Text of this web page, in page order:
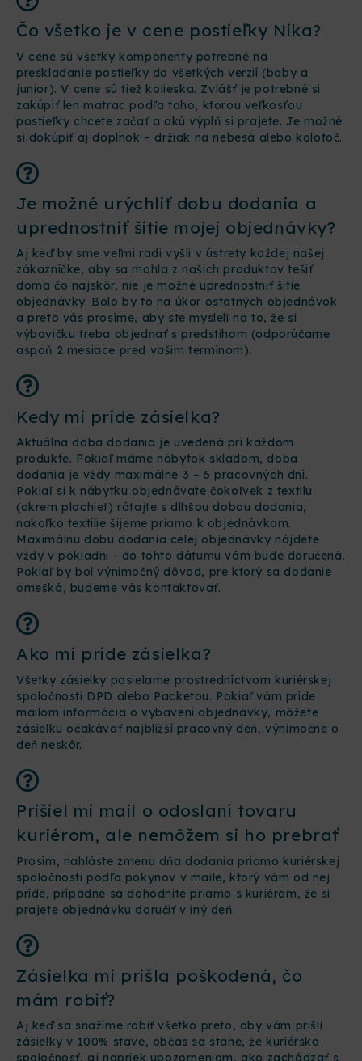
Čo všetko je v cene postieľky Nika?
V cene sú všetky komponenty potrebné na
preskladanie postieľky do všetkých verzií (baby a
junior). V cene sú tiež kolieska. Zvlášť je potrebné si
zakúpiť len matrac podľa toho, ktorou veľkosťou
postieľky chcete začať a akú výplň si prajete. Je možné
si dokúpiť aj doplnok – držiak na nebesá alebo kolotoč.
Je možné urýchliť dobu dodania a
uprednostniť šitie mojej objednávky?
Aj keď by sme veľmi radi vyšli v ústrety každej našej
zákazníčke, aby sa mohla z našich produktov tešiť
doma čo najskôr, nie je možné uprednostniť šitie
objednávky. Bolo by to na úkor ostatných objednávok
a preto vás prosíme, aby ste mysleli na to, že si
výbavičku treba objednať s predstihom (odporúčame
aspoň 2 mesiace pred vašim termínom).
Kedy mi príde zásielka?
Aktuálna doba dodania je uvedená pri každom
produkte. Pokiaľ máme nábytok skladom, doba
dodania je vždy maximálne 3 – 5 pracovných dní.
Pokiaľ si k nábytku objednávate čokoľvek z textilu
(okrem plachiet) rátajte s dlhšou dobou dodania,
nakoľko textílie šijeme priamo k objednávkam.
Maximálnu dobu dodania celej objednávky nájdete
vždy v pokladni - do tohto dátumu vám bude doručená.
Pokiaľ by bol výnimočný dôvod, pre ktorý sa dodanie
omešká, budeme vás kontaktovať.
Ako mi príde zásielka?
Všetky zásielky posielame prostredníctvom kuriérskej
spoločnosti DPD alebo Packetou. Pokiaľ vám príde
mailom informácia o vybavení objednávky, môžete
zásielku očakávať najbližší pracovný deň, výnimočne o
deň neskôr.
Prišiel mi mail o odoslaní tovaru
kuriérom, ale nemôžem si ho prebrať
Prosím, nahláste zmenu dňa dodania priamo kuriérskej
spoločnosti podľa pokynov v maile, ktorý vám od nej
príde, prípadne sa dohodnite priamo s kuriérom, že si
prajete objednávku doručiť v iný deň.
Zásielka mi prišla poškodená, čo
mám robiť?
Aj keď sa snažíme robiť všetko preto, aby vám prišli
zásielky v 100% stave, občas sa stane, že kuriérska
spoločnosť, aj napriek upozorneniam, ako zachádzať s